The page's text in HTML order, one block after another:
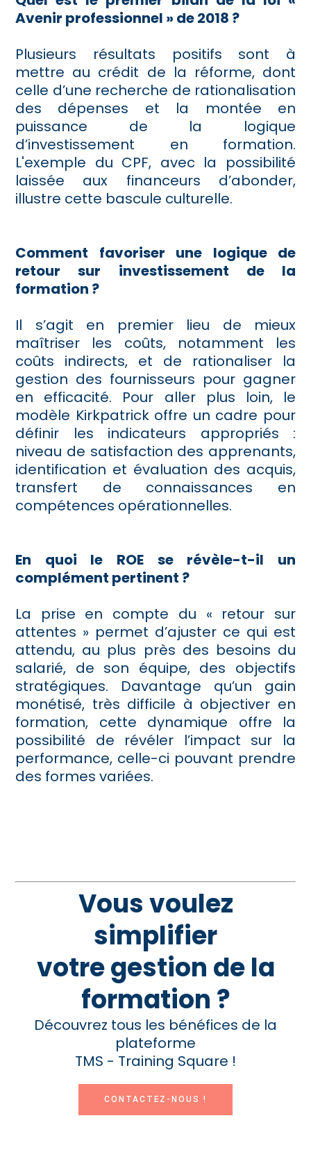
Avenir professionnel » de 2018 ?
Plusieurs résultats positifs sont à
mettre au crédit de la réforme, dont
celle d’une recherche de rationalisation
des dépenses et la montée en
puissance de la logique
d’investissement en formation.
L'exemple du CPF, avec la possibilité
laissée aux financeurs d’abonder,
illustre cette bascule culturelle.
Comment favoriser une logique de
retour sur investissement de la
formation ?
Il s’agit en premier lieu de mieux
maîtriser les coûts, notamment les
coûts indirects, et de rationaliser la
gestion des fournisseurs pour gagner
en efficacité. Pour aller plus loin, le
modèle Kirkpatrick offre un cadre pour
définir les indicateurs appropriés :
niveau de satisfaction des apprenants,
identification et évaluation des acquis,
transfert de connaissances en
compétences opérationnelles.
En quoi le ROE se révèle-t-il un
complément pertinent ?
La prise en compte du « retour sur
attentes » permet d’ajuster ce qui est
attendu, au plus près des besoins du
salarié, de son équipe, des objectifs
stratégiques. Davantage qu’un gain
monétisé, très difficile à objectiver en
formation, cette dynamique offre la
possibilité de révéler l’impact sur la
performance, celle-ci pouvant prendre
des formes variées.
Vous voulez
simplifier
votre gestion de la
formation ?
Découvrez tous les bénéfices de la
plateforme
TMS - Training Square !
CONTACTEZ-NOUS !